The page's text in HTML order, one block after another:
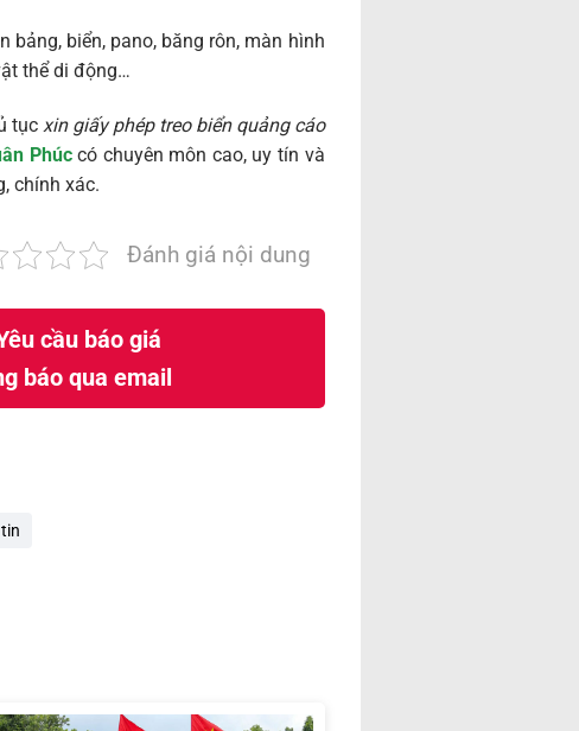
bảng, biển, pano, băng rôn, màn hình
thể di động…
tục xin giấy phép treo biển quảng cáo
Phúccó chuyên môn cao, uy tín và
chính xác.
Đánh giá nội dung
cầu báo giá
báo qua email